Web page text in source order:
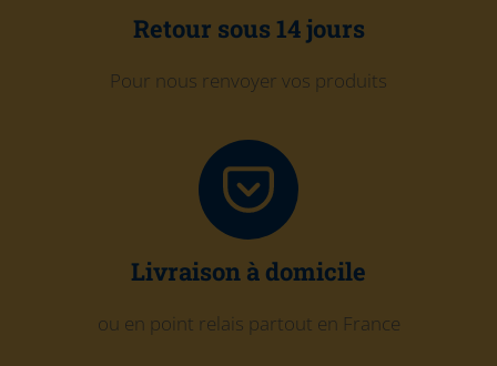
Retour sous 14 jours
Pour nous renvoyer vos produits
Livraison à domicile
ou en point relais partout en France